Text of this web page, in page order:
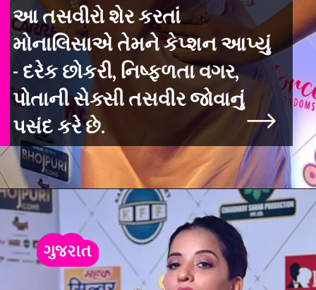
આ તસવીરો શેર કરતાં
મોનાલિસાએ તેમને કેપ્શન આપ્યું
- દરેક છોકરી, નિષ્ફળતા વગર,
પોતાની સેક્સી તસવીર જોવાનું